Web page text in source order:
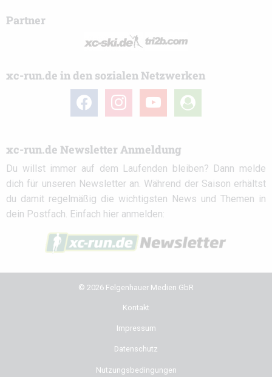
Partner
xc-run.de in den sozialen Netzwerken
facebook instagramyoutube
user-
circle
xc-run.de Newsletter Anmeldung
Du willst immer auf dem Laufenden bleiben? Dann melde
dich für unseren Newsletter an. Während der Saison erhältst
du damit regelmäßig die wichtigsten News und Themen in
dein Postfach. Einfach hier anmelden:
© 2026 Felgenhauer Medien GbR
Kontakt
Impressum
Datenschutz
Nutzungsbedingungen